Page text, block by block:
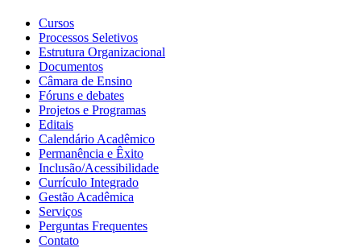
Cursos
Processos Seletivos
Estrutura Organizacional
Documentos
Câmara de Ensino
Fóruns e debates
Projetos e Programas
Editais
Calendário Acadêmico
Permanência e Êxito
Inclusão/Acessibilidade
Currículo Integrado
Gestão Acadêmica
Serviços
Perguntas Frequentes
Contato